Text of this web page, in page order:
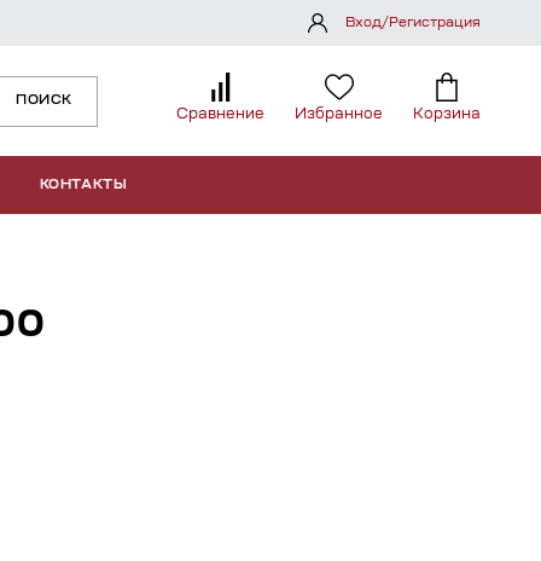
ПОИСК
Сравнение Избранное Корзина
КОНТАКТЫ
Вход/Регистрация